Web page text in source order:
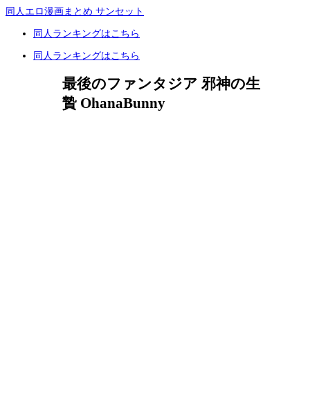
同人エロ漫画まとめ サンセット
同人ランキングはこちら
同人ランキングはこちら
最後のファンタジア 邪神の生
贄 OhanaBunny